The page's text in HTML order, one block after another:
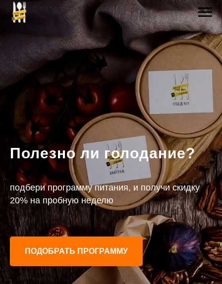
Полезно ли голодание?
подбери программу питания, и получи скидку
20% на пробную неделю
ПОДОБРАТЬ ПРОГРАММУ